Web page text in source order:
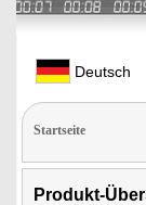
Deutsch
Startseite
Produkt-